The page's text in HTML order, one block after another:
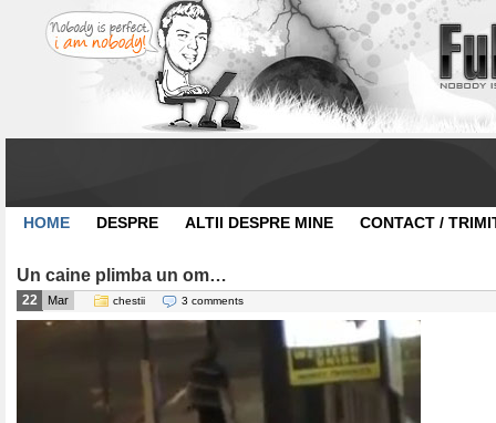
HOME DESPRE ALTII DESPRE MINE CONTACT /
Un caine plimba un om…
22 Mar chestii 3 comments